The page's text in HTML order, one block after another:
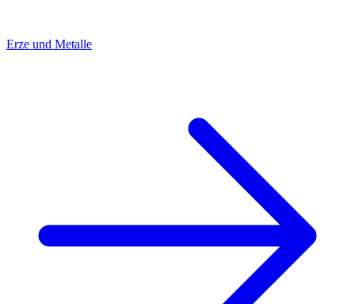
Erze und Metalle